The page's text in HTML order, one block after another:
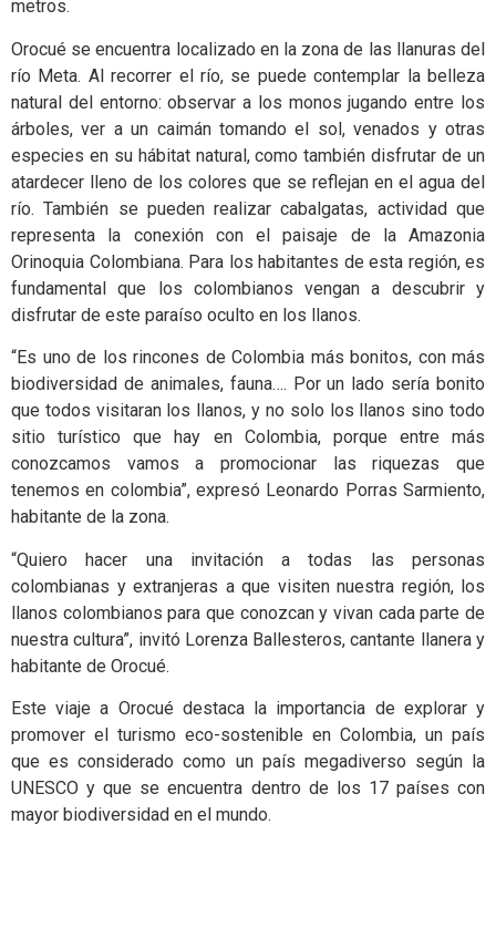
metros.
Orocué se encuentra localizado en la zona de las llanuras del
río Meta. Al recorrer el río, se puede contemplar la belleza
natural del entorno: observar a los monos jugando entre los
árboles, ver a un caimán tomando el sol, venados y otras
especies en su hábitat natural, como también disfrutar de un
atardecer lleno de los colores que se reflejan en el agua del
río. También se pueden realizar cabalgatas, actividad que
representa la conexión con el paisaje de la Amazonia
Orinoquia Colombiana. Para los habitantes de esta región, es
fundamental que los colombianos vengan a descubrir y
disfrutar de este paraíso oculto en los llanos.
“Es uno de los rincones de Colombia más bonitos, con más
biodiversidad de animales, fauna…. Por un lado sería bonito
que todos visitaran los llanos, y no solo los llanos sino todo
sitio turístico que hay en Colombia, porque entre más
conozcamos vamos a promocionar las riquezas que
tenemos en colombia”, expresó Leonardo Porras Sarmiento,
habitante de la zona.
“Quiero hacer una invitación a todas las personas
colombianas y extranjeras a que visiten nuestra región, los
llanos colombianos para que conozcan y vivan cada parte de
nuestra cultura”, invitó Lorenza Ballesteros, cantante llanera y
habitante de Orocué.
Este viaje a Orocué destaca la importancia de explorar y
promover el turismo eco-sostenible en Colombia, un país
que es considerado como un país megadiverso según la
UNESCO y que se encuentra dentro de los 17 países con
mayor biodiversidad en el mundo.